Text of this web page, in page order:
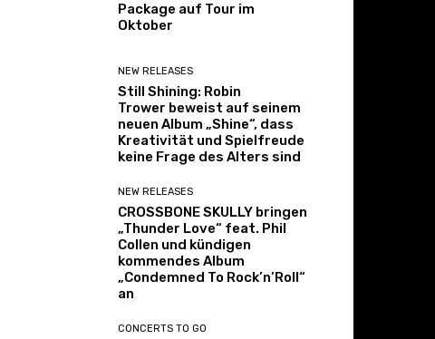
Package auf Tour im
Oktober
NEW RELEASES
Still Shining: Robin
Trower beweist auf seinem
neuen Album „Shine“, dass
Kreativität und Spielfreude
keine Frage des Alters sind
NEW RELEASES
CROSSBONE SKULLY bringen
„Thunder Love“ feat. Phil
Collen und kündigen
kommendes Album
„Condemned To Rock’n’Roll“
an
CONCERTS TO GO